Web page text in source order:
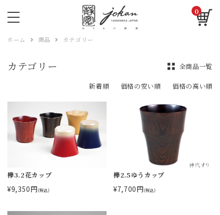
0
ホーム 商品 カテゴリー
カテゴリー 全商品一覧
新着順 価格の安い順 価格の高い順
欅3.2花カップ
¥9,350円(税込)
欅2.5ゆうカップ
¥7,700円(税込)